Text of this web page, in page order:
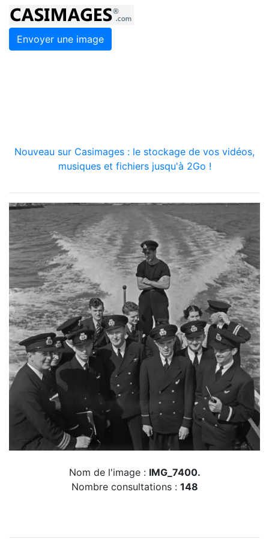
Envoyer une image
Nouveau sur Casimages : le stockage de vos vidéos,
musiques et fichiers jusqu'à 2Go !
Nom de l'image : IMG_7400.
Nombre consultations : 148